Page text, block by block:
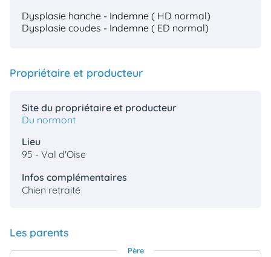
Dysplasie hanche - Indemne ( HD normal)
Dysplasie coudes - Indemne ( ED normal)
Propriétaire et producteur
Site du propriétaire et producteur
Du normont
Lieu
95 - Val d'Oise
Infos complémentaires
Chien retraité
Les parents
Père